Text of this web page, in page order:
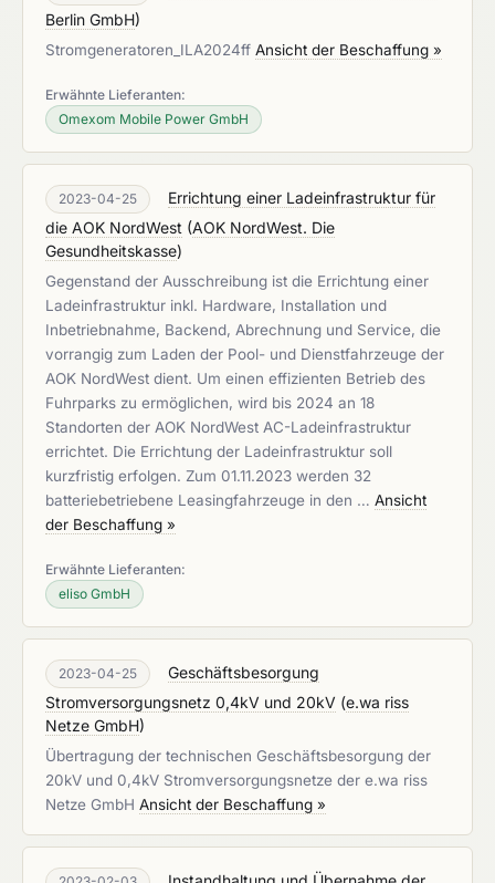
Berlin GmbH)
Stromgeneratoren_ILA2024ff Ansicht der Beschaffung »
Erwähnte Lieferanten:
Omexom Mobile Power GmbH
2023-04-25
Errichtung einer Ladeinfrastruktur für
die AOK NordWest (AOK NordWest. Die
Gesundheitskasse)
Gegenstand der Ausschreibung ist die Errichtung einer
Ladeinfrastruktur inkl. Hardware, Installation und
Inbetriebnahme, Backend, Abrechnung und Service, die
vorrangig zum Laden der Pool- und Dienstfahrzeuge der
AOK NordWest dient. Um einen effizienten Betrieb des
Fuhrparks zu ermöglichen, wird bis 2024 an 18
Standorten der AOK NordWest AC-Ladeinfrastruktur
errichtet. Die Errichtung der Ladeinfrastruktur soll
kurzfristig erfolgen. Zum 01.11.2023 werden 32
batteriebetriebene Leasingfahrzeuge in den … Ansicht
der Beschaffung »
Erwähnte Lieferanten:
eliso GmbH
2023-04-25
Geschäftsbesorgung
Stromversorgungsnetz 0,4kV und 20kV (e.wa riss
Netze GmbH)
Übertragung der technischen Geschäftsbesorgung der
20kV und 0,4kV Stromversorgungsnetze der e.wa riss
Netze GmbH Ansicht der Beschaffung »